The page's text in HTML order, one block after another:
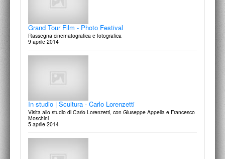
Grand Tour Film - Photo Festival
Rassegna cinematografica e fotografica
9 aprile 2014
In studio | Scultura - Carlo Lorenzetti
Visita allo studio di Carlo Lorenzetti, con Giuseppe Appella e Francesco
Moschini
5 aprile 2014